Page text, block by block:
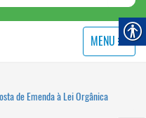
MENU
de Emenda à Lei Orgânica